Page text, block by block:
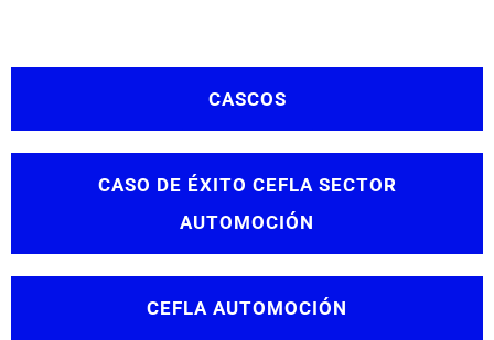
CASCOS
CASO DE ÉXITO CEFLA SECTOR
AUTOMOCIÓN
CEFLA AUTOMOCIÓN